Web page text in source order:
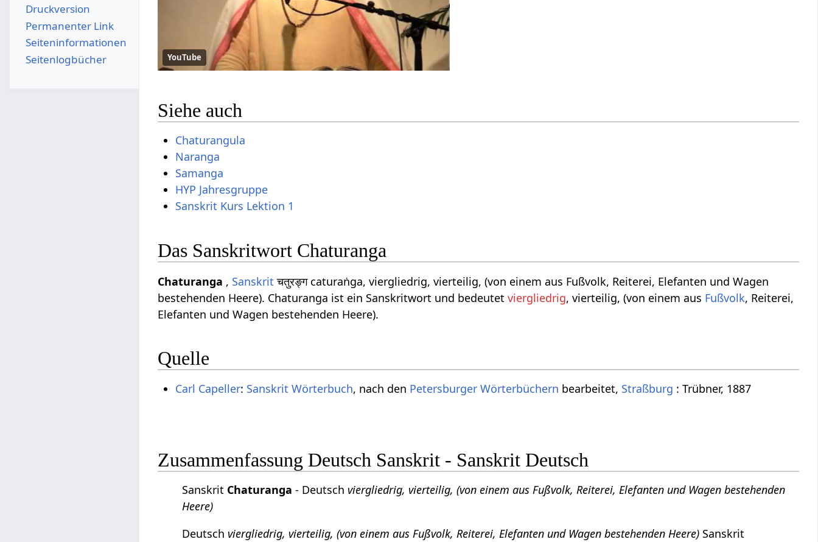
YouTube
Siehe auch
Chaturangula
Naranga
Samanga
HYP Jahresgruppe
Sanskrit Kurs Lektion 1
Das Sanskritwort Chaturanga
Chaturanga , Sanskrit चतुरङ्ग caturaṅga, viergliedrig, vierteilig, (von einem aus Fußvolk, Reiterei, Elefanten und Wagen
bestehenden Heere). Chaturanga ist ein Sanskritwort und bedeutetviergliedrig, vierteilig, (von einem aus Fußvolk, Reiterei,
Elefanten und Wagen bestehenden Heere).
Quelle
Carl Capeller: Sanskrit Wörterbuch, nach den Petersburger Wörterbüchern bearbeitet, Straßburg : Trübner, 1887
Zusammenfassung Deutsch Sanskrit - Sanskrit Deutsch
Sanskrit Chaturanga - Deutsch viergliedrig, vierteilig, (von einem aus Fußvolk, Reiterei, Elefanten und Wagen bestehenden
Heere)
Deutsch viergliedrig, vierteilig, (von einem aus Fußvolk, Reiterei, Elefanten und Wagen bestehenden Heere) Sanskrit
Druckversion
Permanenter Link
Seiten­­informationen
Seitenlogbücher